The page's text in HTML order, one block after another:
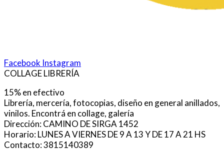
Facebook Instagram
COLLAGE LIBRERÍA
15% en efectivo
Librería, mercería, fotocopias, diseño en general anillados,
vinilos. Encontrá en collage, galería
Dirección: CAMINO DE SIRGA 1452
Horario: LUNES A VIERNES DE 9 A 13 Y DE 17 A 21 HS
Contacto: 3815140389